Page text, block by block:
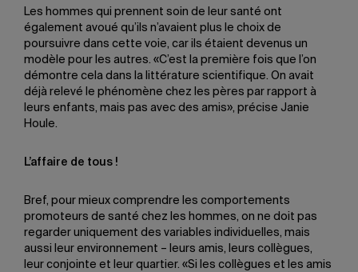
Les hommes qui prennent soin de leur santé ont
également avoué qu’ils n’avaient plus le choix de
poursuivre dans cette voie, car ils étaient devenus un
modèle pour les autres. «C’est la première fois que l’on
démontre cela dans la littérature scientifique. On avait
déjà relevé le phénomène chez les pères par rapport à
leurs enfants, mais pas avec des amis», précise Janie
Houle.
L’affaire de tous !
Bref, pour mieux comprendre les comportements
promoteurs de santé chez les hommes, on ne doit pas
regarder uniquement des variables individuelles, mais
aussi leur environnement – leurs amis, leurs collègues,
leur conjointe et leur quartier. «Si les collègues et les amis